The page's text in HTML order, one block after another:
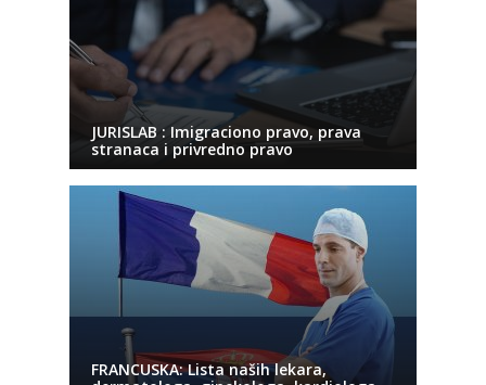
JURISLAB : Imigraciono pravo, prava
stranaca i privredno pravo
FRANCUSKA: Lista naših lekara,